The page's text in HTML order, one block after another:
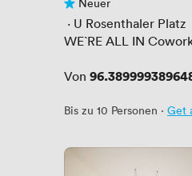
Noch keine Bewertungen
· U Rosenthaler Platz
WE`RE ALL IN
Von Preis
Bis zu 10 Personen · Get